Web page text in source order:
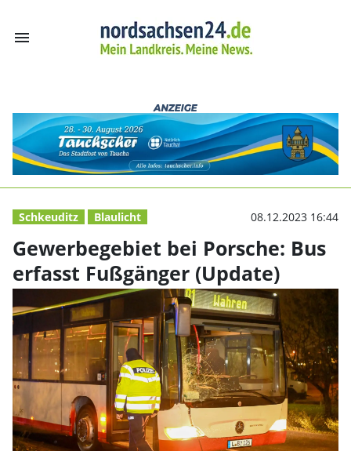
menu Gewerbegebiet
Schkeuditz Blaulicht 08.12.2023 16:44
Gewerbegebiet bei Porsche: Bus
erfasst Fußgänger (Update)